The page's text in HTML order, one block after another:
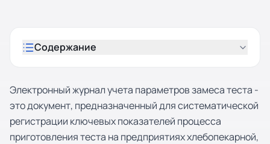
Содержание
Электронный журнал учета параметров замеса теста -
это документ, предназначенный для систематической
регистрации ключевых показателей процесса
приготовления теста на предприятиях хлебопекарной,